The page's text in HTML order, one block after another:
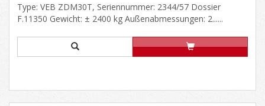
Type: VEB ZDM30T, Seriennummer: 2344/57 Dossier
F.11350 Gewicht: ± 2400 kg Außenabmessungen: 2......